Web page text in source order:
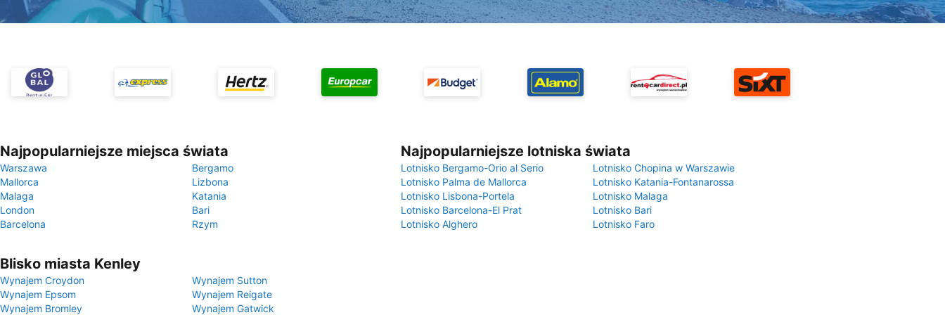
Najpopularniejsze miejsca świata
Warszawa
Bergamo
Mallorca
Lizbona
Malaga
Katania
London
Bari
Barcelona
Rzym
Najpopularniejsze lotniska świata
Lotnisko Bergamo-Orio al Serio
Lotnisko Chopina w Warszawie
Lotnisko Palma de Mallorca
Lotnisko Katania-Fontanarossa
Lotnisko Lisbona-Portela
Lotnisko Malaga
Lotnisko Barcelona-El Prat
Lotnisko Bari
Lotnisko Alghero
Lotnisko Faro
Blisko miasta Kenley
Wynajem Croydon
Wynajem Sutton
Wynajem Epsom
Wynajem Reigate
Wynajem Bromley
Wynajem Gatwick